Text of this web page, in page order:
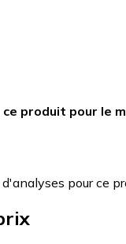
produit pour le
pour ce